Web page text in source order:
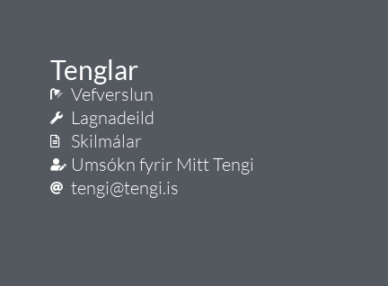
Tenglar
Vefverslun
Lagnadeild
Skilmálar
Umsókn fyrir Mitt Tengi
tengi@tengi.is